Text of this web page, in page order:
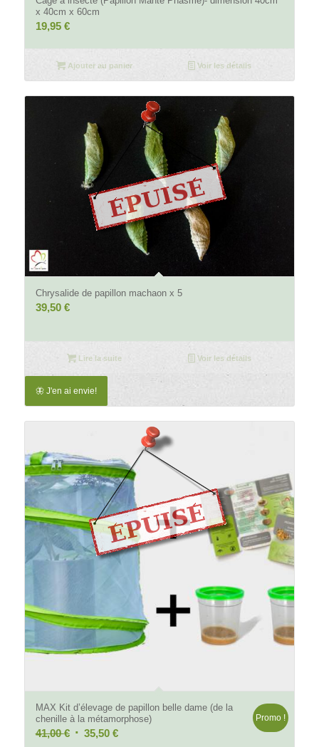
x 40cm x 60cm
19,95 €
Ajouter au panier Voir les détails
Chrysalide de papillon machaon x 5
39,50 €
Lire la suite Voir les détails
🦋 J'en ai envie!
MAX Kit d’élevage de papillon belle dame (de la
chenille à la métamorphose)
41,00€ Le 35,50 €Le
Promo !